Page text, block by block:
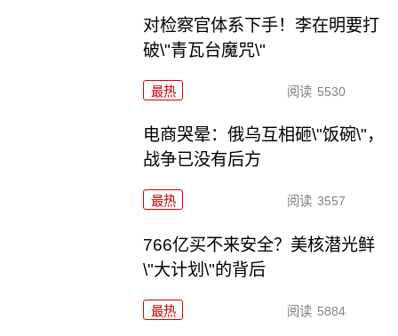
对检察官体系下手！李在明要打
破\"青瓦台魔咒\"
最热 阅读 5530
电商哭晕：俄乌互相砸\"饭碗\"，
战争已没有后方
最热 阅读 3557
766亿买不来安全？美核潜光鲜
\"大计划\"的背后
最热 阅读 5884